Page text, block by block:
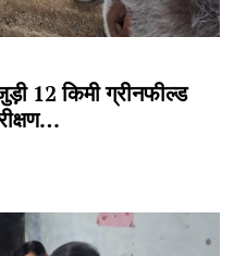
12 किमी ग्रीनफील्ड